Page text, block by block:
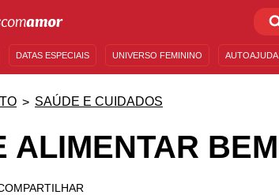
DATAS ESPECIAIS UNIVERSO FEMININO AUTOAJUDA
SAÚDE E CUIDADOS
ALIMENTAR BEM